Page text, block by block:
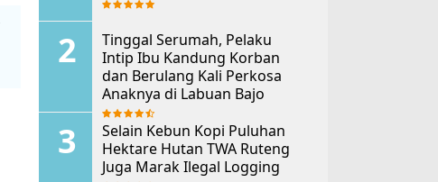
Tinggal Serumah, Pelaku
Intip Ibu Kandung Korban
dan Berulang Kali Perkosa
Anaknya di Labuan Bajo
Selain Kebun Kopi Puluhan
Hektare Hutan TWA Ruteng
Juga Marak Ilegal Logging